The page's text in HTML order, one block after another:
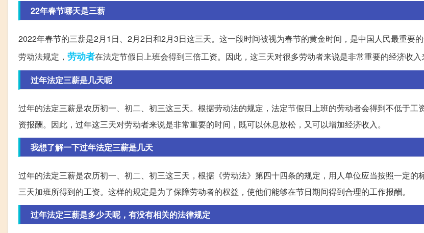
22年春节哪天是三薪
2022年春节的三薪是2月1日、2月2日和2月3日这三天。这一段时间被视为春节的黄金时间，是中国人民最重要
劳动法规定， 劳动者在法定节假日上班会得到三倍工资。因此，这三天对很多劳动者来说是非常重要的经济收入
过年法定三薪是几天呢
过年的法定三薪是农历初一、初二、初三这三天。根据劳动法的规定，法定节假日上班的劳动者会得到不低于工
资报酬。因此，过年这三天对劳动者来说是非常重要的时间，既可以休息放松，又可以增加经济收入。
我想了解一下过年法定三薪是几天
过年的法定三薪是农历初一、初二、初三这三天，根据《劳动法》第四十四条的规定，用人单位应当按照一定的
三天加班所得到的工资。这样的规定是为了保障劳动者的权益，使他们能够在节日期间得到合理的工作报酬。
过年法定三薪是多少天呢，有没有相关的法律规定